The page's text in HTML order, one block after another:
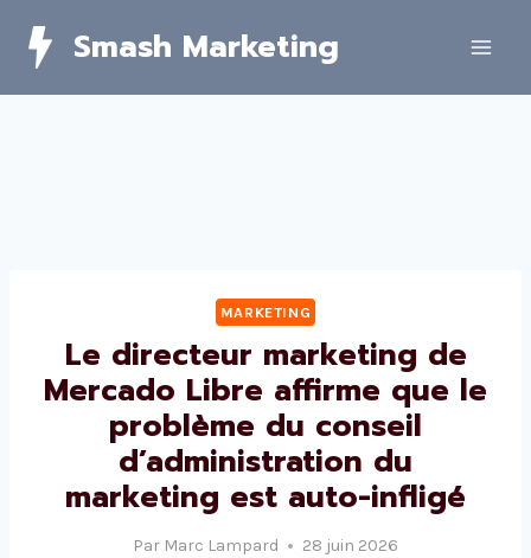
Smash Marketing
MARKETING
Le directeur marketing de
Mercado Libre affirme que le
problème du conseil
d’administration du
marketing est auto-infligé
Par Marc Lampard 28 juin 2026